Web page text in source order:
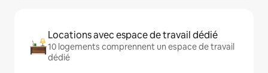
Locations avec espace de travail dédié
10 logements comprennent un espace de travail
dédié